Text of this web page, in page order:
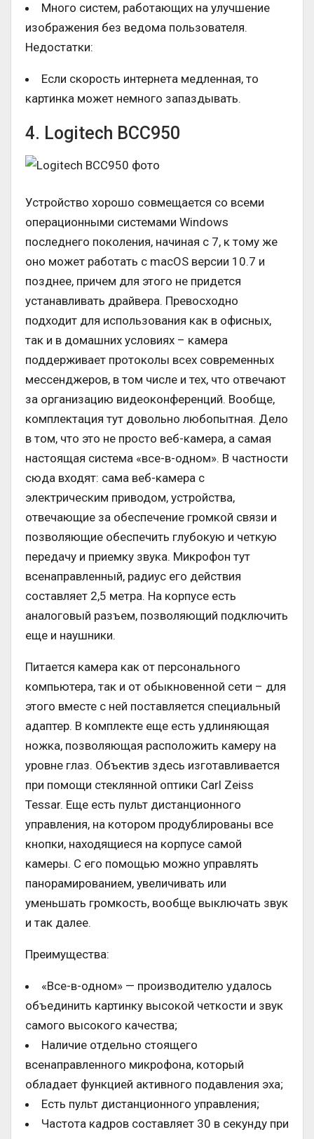
Много систем, работающих на улучшение
изображения без ведома пользователя.
Недостатки:
Если скорость интернета медленная, то
картинка может немного запаздывать.
4. Logitech BCC950
Устройство хорошо совмещается со всеми
операционными системами Windows
последнего поколения, начиная с 7, к тому же
оно может работать с macOS версии 10.7 и
позднее, причем для этого не придется
устанавливать драйвера. Превосходно
подходит для использования как в офисных,
так и в домашних условиях – камера
поддерживает протоколы всех современных
мессенджеров, в том числе и тех, что отвечают
за организацию видеоконференций. Вообще,
комплектация тут довольно любопытная. Дело
в том, что это не просто веб-камера, а самая
настоящая система «все-в-одном». В частности
сюда входят: сама веб-камера с
электрическим приводом, устройства,
отвечающие за обеспечение громкой связи и
позволяющие обеспечить глубокую и четкую
передачу и приемку звука. Микрофон тут
всенаправленный, радиус его действия
составляет 2,5 метра. На корпусе есть
аналоговый разъем, позволяющий подключить
еще и наушники.
Питается камера как от персонального
компьютера, так и от обыкновенной сети – для
этого вместе с ней поставляется специальный
адаптер. В комплекте еще есть удлиняющая
ножка, позволяющая расположить камеру на
уровне глаз. Объектив здесь изготавливается
при помощи стеклянной оптики Carl Zeiss
Tessar. Еще есть пульт дистанционного
управления, на котором продублированы все
кнопки, находящиеся на корпусе самой
камеры. С его помощью можно управлять
панорамированием, увеличивать или
уменьшать громкость, вообще выключать звук
и так далее.
Преимущества:
«Все-в-одном» — производителю удалось
объединить картинку высокой четкости и звук
самого высокого качества;
Наличие отдельно стоящего
всенаправленного микрофона, который
обладает функцией активного подавления эха;
Есть пульт дистанционного управления;
Частота кадров составляет 30 в секунду при